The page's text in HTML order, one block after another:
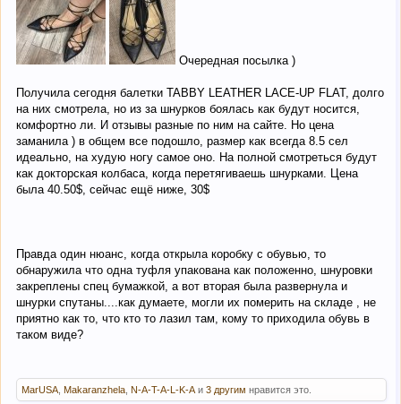
Очередная посылка )
Получила сегодня балетки TABBY LEATHER LACE-UP FLAT, долго
на них смотрела, но из за шнурков боялась как будут носится,
комфортно ли. И отзывы разные по ним на сайте. Но цена
заманила ) в общем все подошло, размер как всегда 8.5 сел
идеально, на худую ногу самое оно. На полной смотреться будут
как докторская колбаса, когда перетягиваешь шнурками. Цена
была 40.50$, сейчас ещё ниже, 30$
Правда один нюанс, когда открыла коробку с обувью, то
обнаружила что одна туфля упакована как положенно, шнуровки
закреплены спец бумажкой, а вот вторая была развернула и
шнурки спутаны....как думаете, могли их померить на складе , не
приятно как то, что кто то лазил там, кому то приходила обувь в
таком виде?
MarUSA Makaranzhela N-A-T-A-L-K-A и 3 другим нравится это.